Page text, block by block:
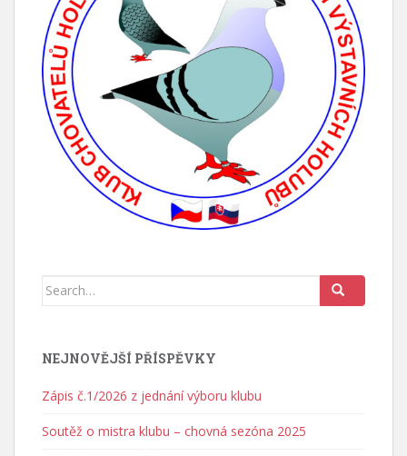
Search for:
NEJNOVĚJŠÍ PŘÍSPĚVKY
Zápis č.1/2026 z jednání výboru klubu
Soutěž o mistra klubu – chovná sezóna 2025